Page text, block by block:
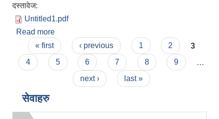
दस्तावेज:
Untitled1.pdf
Read more
कार्यालय सबै)
Pages
« first ‹ previous 1 2
3
4
5 6 7 8 9
next ›
last »
सेवाहरु